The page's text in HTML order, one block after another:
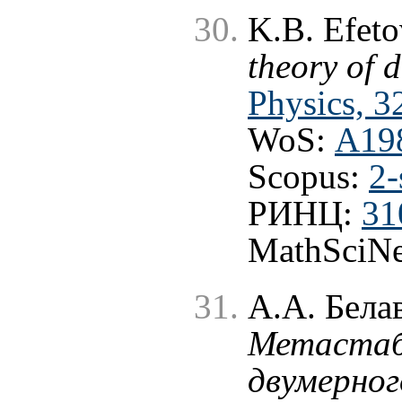
K.B.
theory of
Physics,
WoS:
Scopus:
РИНЦ:
А.А.